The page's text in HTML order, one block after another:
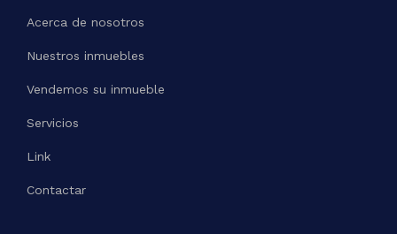
Acerca de nosotros
Nuestros inmuebles
Vendemos su inmueble
Servicios
Link
Contactar